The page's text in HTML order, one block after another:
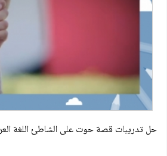
حل تدريبات قصة حوت على الشاطئ اللغة